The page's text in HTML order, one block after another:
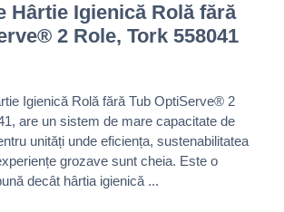
Hârtie Igienică Rolă fără
2 Role, Tork 558041
Igienică Rolă fără Tub OptiServe® 2
are un sistem de mare capacitate de
unități unde eficiența, sustenabilitatea
grozave sunt cheia. Este o
decât hârtia igienică ...